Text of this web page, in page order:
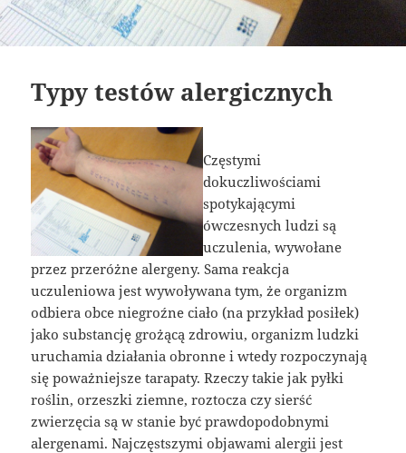
Typy testów alergicznych
Częstymi
dokuczliwościami
spotykającymi
ówczesnych ludzi są
uczulenia, wywołane
przez przeróżne alergeny. Sama reakcja
uczuleniowa jest wywoływana tym, że organizm
odbiera obce niegroźne ciało (na przykład posiłek)
jako substancję grożącą zdrowiu, organizm ludzki
uruchamia działania obronne i wtedy rozpoczynają
się poważniejsze tarapaty. Rzeczy takie jak pyłki
roślin, orzeszki ziemne, roztocza czy sierść
zwierzęcia są w stanie być prawdopodobnymi
alergenami. Najczęstszymi objawami alergii jest